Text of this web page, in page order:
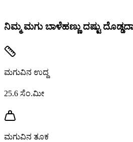
ನಿಮ್ಮ ಮಗು ಬಾಳೆಹಣ್ಣು ದಷ್ಟು
ಮಗುವಿನ ಉದ್ದ
25.6 ಸೆಂ.ಮೀ
ಮಗುವಿನ ತೂಕ